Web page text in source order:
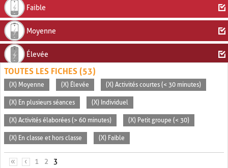
Faible
Moyenne
Élevée
TOUTES LES FICHES (53)
(X) Moyenne (X) Élevée (X) Activités courtes (< 30 minutes)
(X) En plusieurs séances (X) Individuel
(X) Activités élaborées (> 60 minutes) (X) Petit groupe (< 30)
(X) En classe et hors classe (X) Faible
PAGES
« ‹ 1 2 3